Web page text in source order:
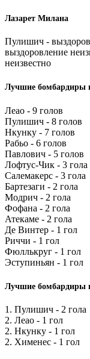
Лазарет Милана
Пулишич -
выздоровление
неизвестно
Лучшие бомбардиры
Леао - 9 голов
Пулишич - 8 голов
Нкунку - 7 голов
Рабьо - 6 голов
Павлович - 5 голов
Лофтус-Чик - 3 гола
Салемакерс - 3 гола
Бартезаги - 2 гола
Модрич - 2 гола
Фофана - 2 гола
Атекаме - 2 гола
Де Винтер - 1 гол
Риччи - 1 гол
Фюллькруг - 1 гол
Эступиньян - 1 гол
Лучшие бомбардиры
1. Пулишич - 2 гола
2. Леао - 1 гол
2. Нкунку - 1 гол
2. Хименес - 1 гол